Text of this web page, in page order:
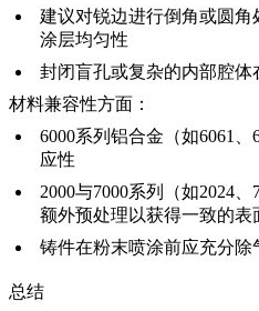
建议对锐边进行倒角或圆角
涂层均匀性
封闭盲孔或复杂的内部腔
材料兼容性方面：
6000系列铝合金（如6061
应性
2000与7000系列（如2024
额外预处理以获得一致的表
铸件在粉末喷涂前应充分
总结